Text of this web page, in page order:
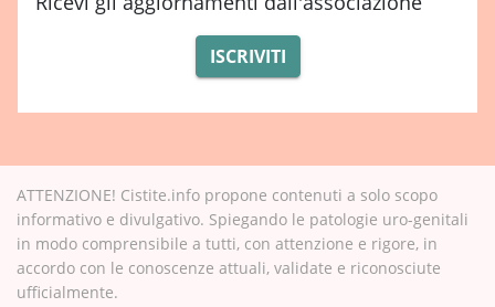
ISCRIVITI
ATTENZIONE! Cistite.info propone contenuti a solo scopo
informativo e divulgativo. Spiegando le patologie uro-genitali
in modo comprensibile a tutti, con attenzione e rigore, in
accordo con le conoscenze attuali, validate e riconosciute
ufficialmente.